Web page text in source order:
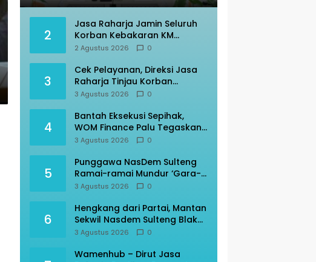
2
Jasa Raharja Jamin Seluruh
Korban Kebakaran KM
Mutiara Sentosa II
2 Agustus 2026 0
3
Cek Pelayanan, Direksi Jasa
Raharja Tinjau Korban
Kebakaran KM Mutiara
3 Agustus 2026 0
4
Bantah Eksekusi Sepihak,
WOM Finance Palu Tegaskan
Sesuai Prosedur
3 Agustus 2026 0
5
Punggawa NasDem Sulteng
Ramai-ramai Mundur ‘Gara-
gara’ AAC
3 Agustus 2026 0
6
Hengkang dari Partai, Mantan
Sekwil Nasdem Sulteng Blak-
blakan
3 Agustus 2026 0
Wamenhub – Dirut Jasa